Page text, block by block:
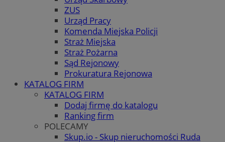
ZUS
Urząd Pracy
Komenda Miejska Policji
Straż Miejska
Straż Pożarna
Sąd Rejonowy
Prokuratura Rejonowa
KATALOG FIRM
KATALOG FIRM
Dodaj firmę do katalogu
Ranking firm
POLECAMY
Skup.io - Skup nieruchomości Ruda